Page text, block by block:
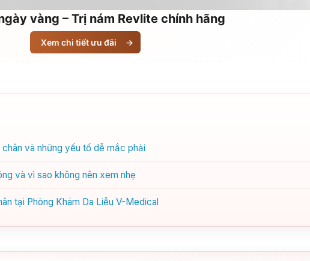
vàng – Trị nám Revlite chính hãng
Xem chi tiết ưu đãi →
và những yếu tố dễ mắc phải
và vì sao không nên xem nhẹ
tại Phòng Khám Da Liễu V-Medical